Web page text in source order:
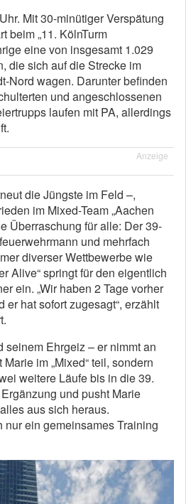
Mit 30-minütiger Verspätung
beim „11. KölnTurm
eine von insgesamt 1.029
die sich auf die Strecke im
Nord wagen. Darunter befinden
und angeschlossenen
laufen mit PA, allerdings
Anzeige
die Jüngste im Feld –,
im Mixed-Team „Aachen
Überraschung für alle: Der 39-
und mehrfach
diverser Wettbewerbe wie
Alive“ springt für den eigentlich
ein. „Wir haben 2 Tage vorher
er hat sofort zugesagt“, erzählt
seinem Ehrgeiz – er nimmt an
im „Mixed“ teil, sondern
weitere Läufe bis in die 39.
und pusht Marie
aus sich heraus.
ein gemeinsames Training